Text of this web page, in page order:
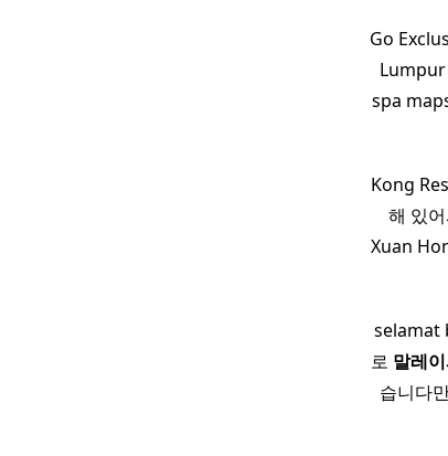
Go
spa
Kong
해 있
Xuan
selamat
로 말레
습니다